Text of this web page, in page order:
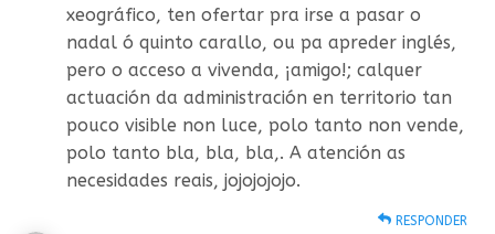
xeográfico, ten ofertar pra irse a pasar o
nadal ó quinto carallo, ou pa apreder inglés,
pero o acceso a vivenda, ¡amigo!; calquer
actuación da administración en territorio tan
pouco visible non luce, polo tanto non vende,
polo tanto bla, bla, bla,. A atención as
necesidades reais, jojojojojo.
RESPONDER